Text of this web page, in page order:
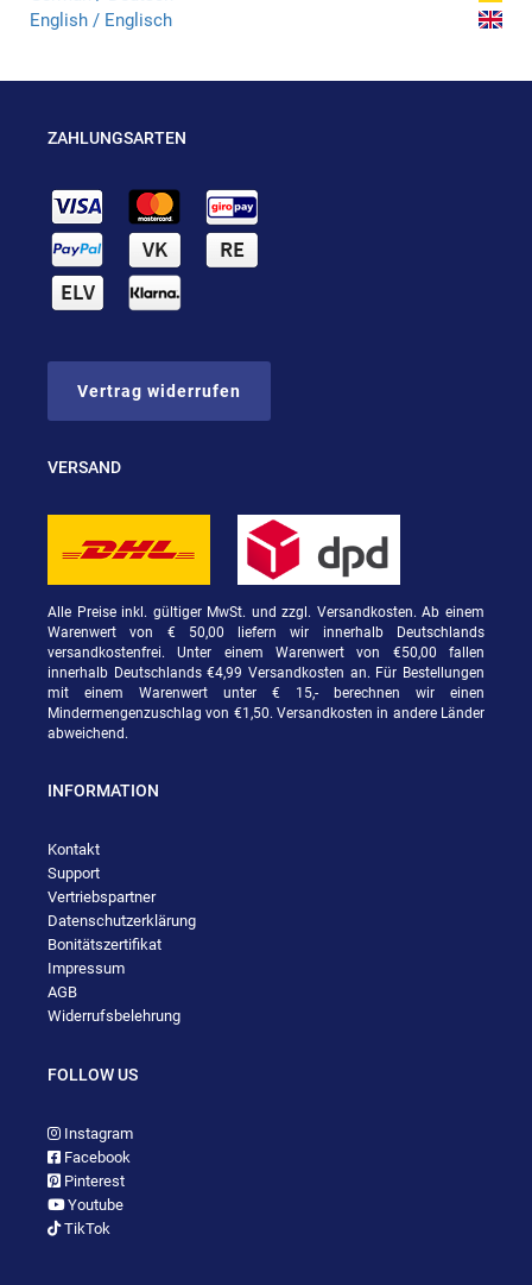
English / Englisch
ZAHLUNGSARTEN
Vertrag widerrufen
VERSAND
Alle Preise inkl. gültiger MwSt. und zzgl. Versandkosten. Ab einem
Warenwert von € 50,00 liefern wir innerhalb Deutschlands
versandkostenfrei. Unter einem Warenwert von €50,00 fallen
innerhalb Deutschlands €4,99 Versandkosten an. Für Bestellungen
mit einem Warenwert unter € 15,- berechnen wir einen
Mindermengenzuschlag von €1,50. Versandkosten in andere Länder
abweichend.
INFORMATION
Kontakt
Support
Vertriebspartner
Datenschutzerklärung
Bonitätszertifikat
Impressum
AGB
Widerrufsbelehrung
FOLLOW US
Instagram
Facebook
Pinterest
Youtube
TikTok